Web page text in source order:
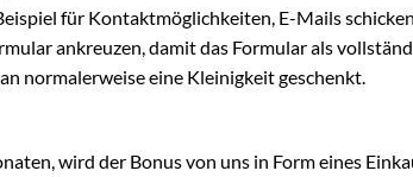
für Kontaktmöglichkeiten, E-Mails
ankreuzen, damit das Formular als
normalerweise eine Kleinigkeit geschenkt.
wird der Bonus von uns in Form eines